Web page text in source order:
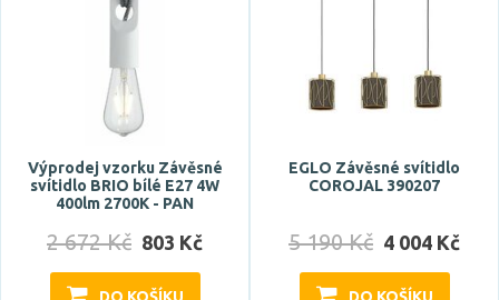
studená denní bílá
Teplota barvy
Světelný tok celkový
Výprodej vzorku Závěsné
svítidlo BRIO bílé E27 4W
400lm 2700K - PAN
2 672 Kč 803 Kč
EGLO Závěsné svítidlo
COROJAL 390207
5 190 Kč 4 004 Kč